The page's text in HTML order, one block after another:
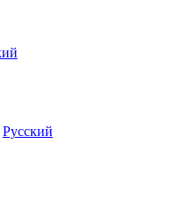
Русский